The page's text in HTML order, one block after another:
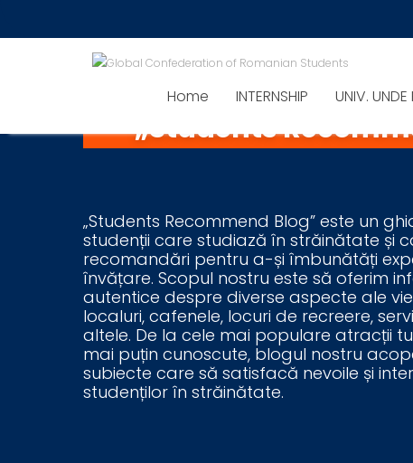
Home INTERNSHIP UNIV.
Proiect 11
„Students
„Students Recommend Blog” este un
studenții care studiază în străinătate și
recomandări pentru a-și îmbunătăți
învățare. Scopul nostru este să oferim
autentice despre diverse aspecte ale
localuri, cafenele, locuri de recreere,
altele. De la cele mai populare atracții
mai puțin cunoscute, blogul nostru
subiecte care să satisfacă nevoile și
studenților în străinătate.